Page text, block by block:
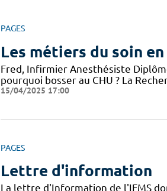
PAGES
Les métiers du soin
Fred, Infirmier Anesthésiste
pourquoi bosser au CHU ? La
15/04/2025 17:00
PAGES
Lettre d'information
La lettre d'Information de l'IFMS